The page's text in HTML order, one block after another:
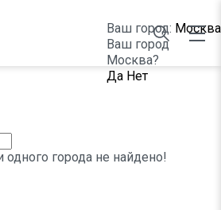
Ваш город: Москва
Ваш город
Москва?
Да Нет
одного города не найдено!